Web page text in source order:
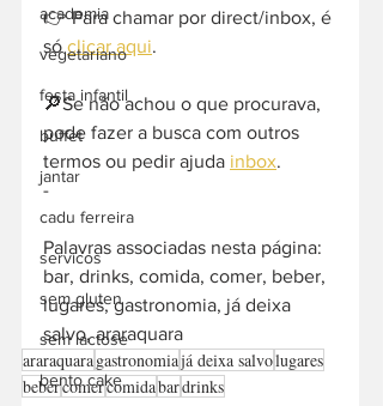
academia
vegetariano
festa infantil
buffet
jantar
cadu ferreira
servicos
sem gluten
sem lactose
bento cake
👉 Para chamar por direct/inbox, é
só clicar aqui.
🔎Se não achou o que procurava,
pode fazer a busca com outros
termos ou pedir ajuda inbox.
-
Palavras associadas nesta página:
bar, drinks, comida, comer, beber,
lugares, gastronomia, já deixa
salvo, araraquara
araraquaragastronomiajá deixa salvolugares
bebercomercomidabardrinks